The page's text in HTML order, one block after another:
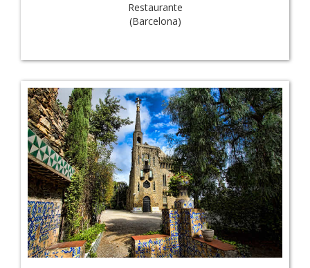
Restaurante
(Barcelona)